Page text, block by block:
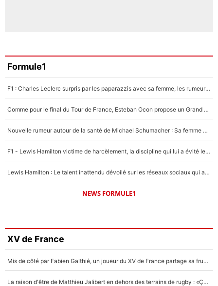
Formule1
F1 : Charles Leclerc surpris par les paparazzis avec sa femme, les rumeurs étaient vraies !
Comme pour le final du Tour de France, Esteban Ocon propose un Grand Prix de Formule 1 à Paris : «Autour de l’Arc de Triomphe, ce serait génial» !
Nouvelle rumeur autour de la santé de Michael Schumacher : Sa femme Corinna sort du silence
F1 - Lewis Hamilton victime de harcèlement, la discipline qui lui a évité le pire : «J'aurais probablement mal tourné»
Lewis Hamilton : Le talent inattendu dévoilé sur les réseaux sociaux qui a impressionné Kim Kardashian pendant leurs vacances en amoureux !
NEWS FORMULE1
XV de France
Mis de côté par Fabien Galthié, un joueur du XV de France partage sa frustration : «ils ne me l’ont pas dit tout de suite»
La raison d'être de Matthieu Jalibert en dehors des terrains de rugby : «Ça m'atteint autant que si tu touches à un membre de ma famille»